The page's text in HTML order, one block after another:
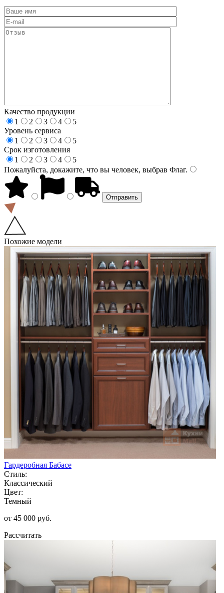
Качество продукции
1
2 3 4
5
Уровень сервиса
1
2 3 4
5
Срок изготовления
1
2 3 4
5
Пожалуйста, докажите, что вы человек, выбрав Флаг.
Похожие модели
Гардеробная Бабасе
Стиль:
Классический
Цвет:
Темный
от 45 000 руб.
Рассчитать